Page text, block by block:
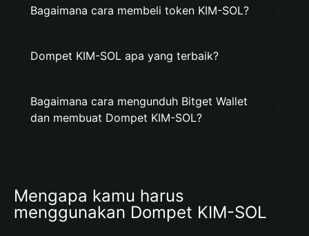
Bagaimana cara membeli token KIM-SOL?
Dompet KIM-SOL apa yang terbaik?
Bagaimana cara mengunduh Bitget Wallet
dan membuat Dompet KIM-SOL?
Mengapa kamu harus
menggunakan Dompet KIM-SOL